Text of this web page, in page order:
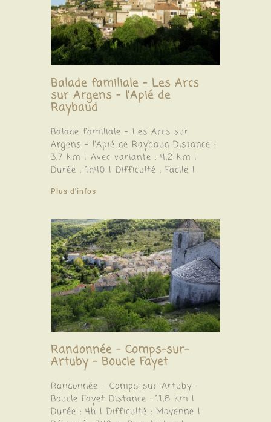
Balade familiale – Les Arcs
sur Argens – l’Apié de
Raybaud
Balade familiale – Les Arcs sur
Argens – l’Apié de Raybaud Distance :
3,7 km | Avec variante : 4,2 km |
Durée : 1h40 | Difficulté : Facile |
Plus d'infos
Randonnée – Comps-sur-
Artuby – Boucle Fayet
Randonnée – Comps-sur-Artuby –
Boucle Fayet Distance : 11,6 km |
Durée : 4h | Difficulté : Moyenne |